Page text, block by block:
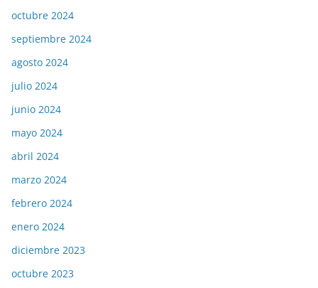
octubre 2024
septiembre 2024
agosto 2024
julio 2024
junio 2024
mayo 2024
abril 2024
marzo 2024
febrero 2024
enero 2024
diciembre 2023
octubre 2023